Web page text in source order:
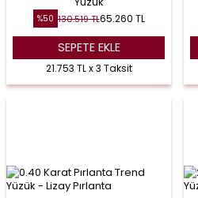
%50 130.519TL65.260 TL
SEPETE EKLE
21.753 TL x 3 Taksit